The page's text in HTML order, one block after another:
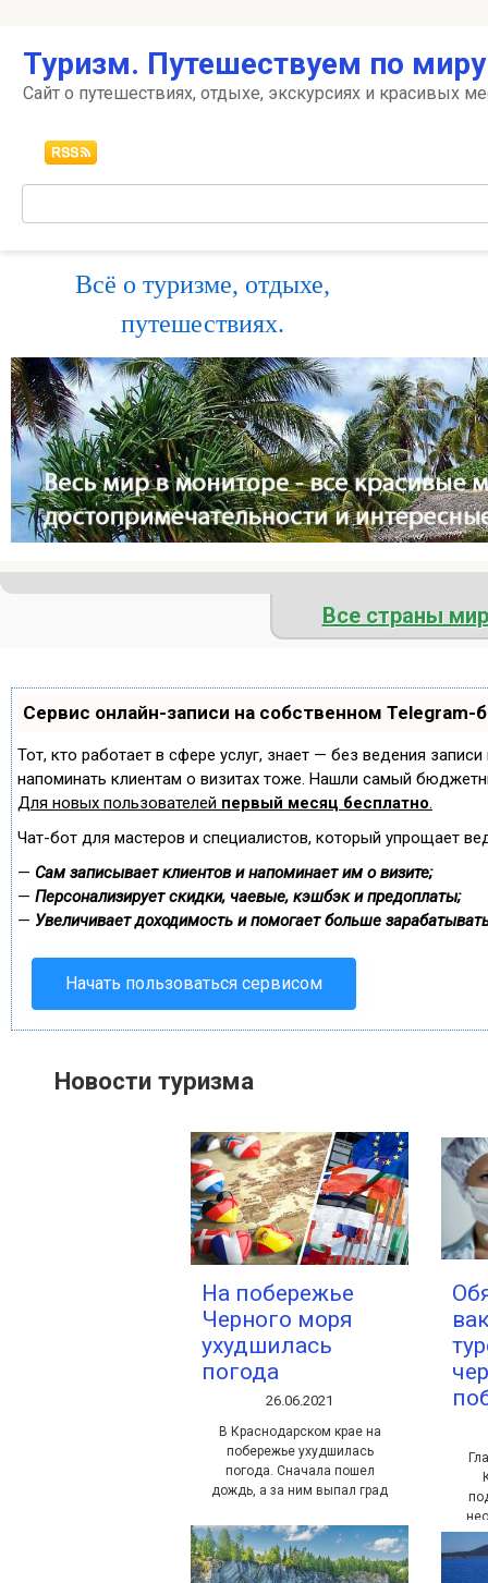
контенту
Туризм. Путешествуем по
Сайт о путешествиях, отдыхе, экскурсиях и красивых
Всё о туризме, отдыхе,
путешествиях.
Все страны
Сервис онлайн-записи на собственном Telegram-
Тот, кто работает в сфере услуг, знает — без ведения
напоминать клиентам о визитах тоже. Нашли самый
Для новых пользователей первый месяц бесплатно.
Чат-бот для мастеров и специалистов, который упрощает
— Сам записывает клиентов и напоминает им о визите;
— Персонализирует скидки, чаевые, кэшбэк и предоплаты;
— Увеличивает доходимость и помогает больше
Начать пользоваться сервисом
Новости туризма
На побережье
Черного моря
ухудшилась
погода
26.06.2021
В Краснодарском крае на
побережье ухудшилась
погода. Сначала пошел
дождь, а за ним выпал град